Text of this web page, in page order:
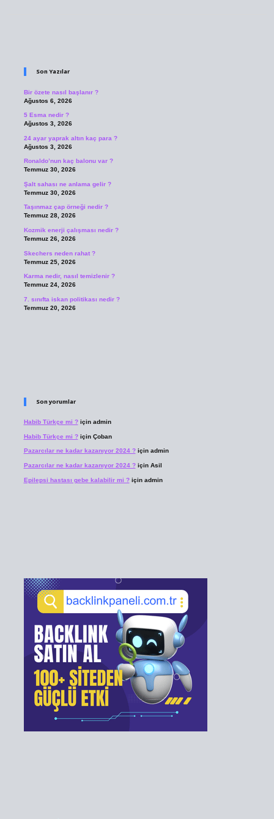
Son Yazılar
Bir özete nasıl başlanır ?
Ağustos 6, 2026
5 Esma nedir ?
Ağustos 3, 2026
24 ayar yaprak altın kaç para ?
Ağustos 3, 2026
Ronaldo’nun kaç balonu var ?
Temmuz 30, 2026
Şalt sahası ne anlama gelir ?
Temmuz 30, 2026
Taşınmaz çap örneği nedir ?
Temmuz 28, 2026
Kozmik enerji çalışması nedir ?
Temmuz 26, 2026
Skechers neden rahat ?
Temmuz 25, 2026
Karma nedir, nasıl temizlenir ?
Temmuz 24, 2026
7. sınıfta iskan politikası nedir ?
Temmuz 20, 2026
Son yorumlar
Habib Türkçe mi ?için admin
Habib Türkçe mi ?için Çoban
Pazarcılar ne kadar kazanıyor 2024 ?için admin
Pazarcılar ne kadar kazanıyor 2024 ?için Asil
Epilepsi hastası gebe kalabilir mi ?için admin